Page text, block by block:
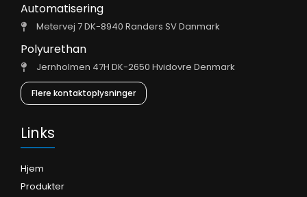
Automatisering
Metervej 7 DK-8940 Randers SV Danmark
Polyurethan
Jernholmen 47H DK-2650 Hvidovre Denmark
Flere kontaktoplysninger
Links
Hjem
Produkter